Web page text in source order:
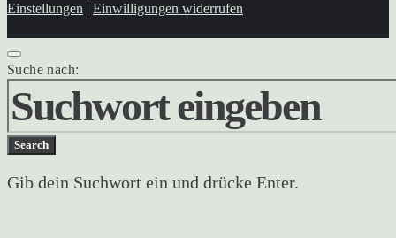
Einstellungen | Einwilligungen widerrufen
Suche nach:
Search
Gib dein Suchwort ein und drücke Enter.